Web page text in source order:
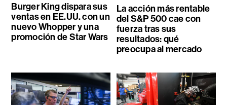
Burger King dispara sus
ventas en EE.UU. con un
nuevo Whopper y una
promoción de Star Wars
La acción más rentable
del S&P 500 cae con
fuerza tras sus
resultados: qué
preocupa al mercado